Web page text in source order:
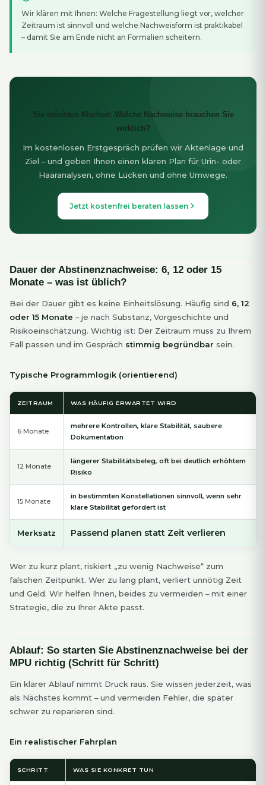
Wir klären mit Ihnen: Welche Fragestellung liegt vor, welcher
Zeitraum ist sinnvoll und welche Nachweisform ist praktikabel
– damit Sie am Ende nicht an Formalien scheitern.
Sie möchten Klarheit: Welche Nachweise brauchen Sie
wirklich?
Im kostenlosen Erstgespräch prüfen wir Aktenlage und
Ziel – und geben Ihnen einen klaren Plan für Urin- oder
Haaranalysen, ohne Lücken und ohne Umwege.
Jetzt kostenfrei beraten lassen
Dauer der Abstinenznachweise: 6, 12 oder 15
Monate – was ist üblich?
Bei der Dauer gibt es keine Einheitslösung. Häufig sind 6, 12
oder 15 Monate – je nach Substanz, Vorgeschichte und
Risikoeinschätzung. Wichtig ist: Der Zeitraum muss zu Ihrem
Fall passen und im Gespräch stimmig begründbar sein.
Typische Programmlogik (orientierend)
ZEITRAUM WAS HÄUFIG ERWARTET WIRD
6 Monate
mehrere Kontrollen, klare Stabilität, saubere
Dokumentation
12 Monate
längerer Stabilitätsbeleg, oft bei deutlich erhöhtem
Risiko
15 Monate
in bestimmten Konstellationen sinnvoll, wenn sehr
klare Stabilität gefordert ist
Merksatz Passend planen statt Zeit verlieren
Wer zu kurz plant, riskiert „zu wenig Nachweise“ zum
falschen Zeitpunkt. Wer zu lang plant, verliert unnötig Zeit
und Geld. Wir helfen Ihnen, beides zu vermeiden – mit einer
Strategie, die zu Ihrer Akte passt.
Ablauf: So starten Sie Abstinenznachweise bei der
MPU richtig (Schritt für Schritt)
Ein klarer Ablauf nimmt Druck raus. Sie wissen jederzeit, was
als Nächstes kommt – und vermeiden Fehler, die später
schwer zu reparieren sind.
Ein realistischer Fahrplan
SCHRITT WAS SIE KONKRET TUN